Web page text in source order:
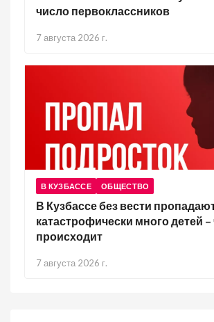
число первоклассников
7 августа 2026 г.
В КУЗБАССЕ ОБЩЕСТВО
В Кузбассе без вести
катастрофически много детей –
происходит
7 августа 2026 г.